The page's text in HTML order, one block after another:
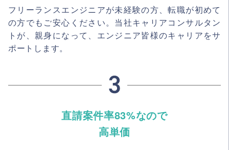
フリーランスエンジニアが未経験の方、転職が初めて
の方でもご安心ください。当社キャリアコンサルタン
トが、親身になって、エンジニア皆様のキャリアをサ
ポートします。
直請案件率83%なので
高単価